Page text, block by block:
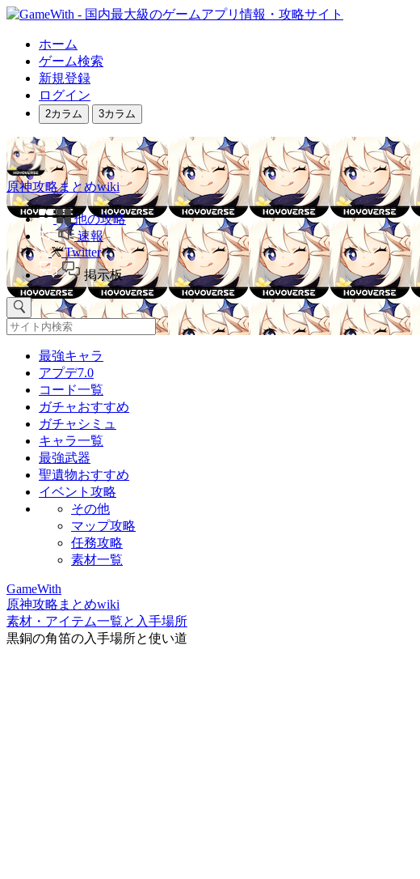
ホーム
ゲーム検索
新規登録
ログイン
2カラム 3カラム
原神攻略まとめwiki
他の攻略
速報
Twitter
掲示板
最強キャラ
アプデ7.0
コード一覧
ガチャおすすめ
ガチャシミュ
キャラ一覧
最強武器
聖遺物おすすめ
イベント攻略
その他
マップ攻略
任務攻略
素材一覧
GameWith
原神攻略まとめwiki
素材・アイテム一覧と入手場所
黒銅の角笛の入手場所と使い道